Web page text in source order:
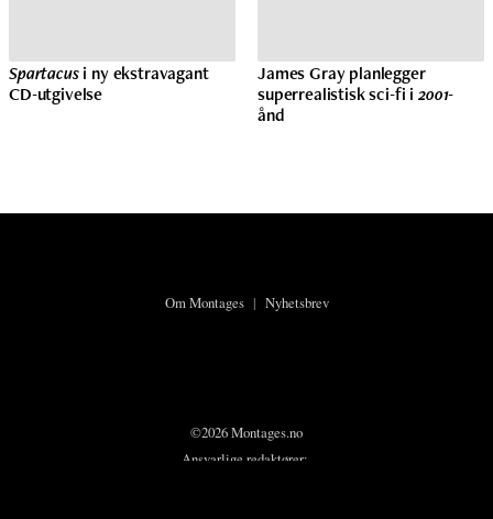
Spartacusi ny ekstravagant
CD-utgivelse
James Gray planlegger
superrealistisk sci-fi i 2001-
ånd
Om Montages| Nyhetsbrev
©2026 Montages.no
Ansvarlige redaktører: